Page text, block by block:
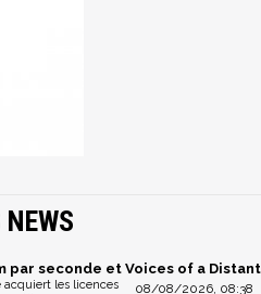
NEWS
par seconde et Voices of a Distant
08/08/2026, 08:38
acquiert les licences